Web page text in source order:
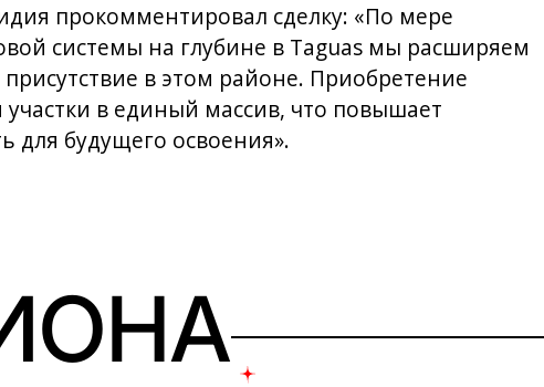
прокомментировал сделку: «По мере
системы на глубине в Taguas мы расширяем
в этом районе. Приобретение
в единый массив, что повышает
для будущего освоения».